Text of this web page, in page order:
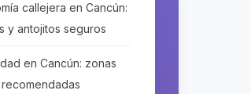
callejera en Cancún:
y antojitos seguros
en Cancún: zonas
recomendadas